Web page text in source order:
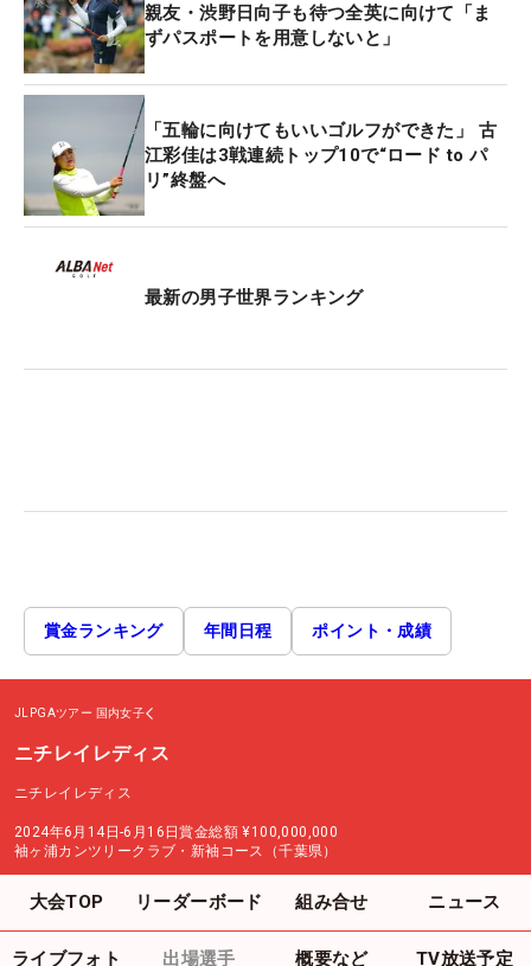
親友・渋野日向子も待つ全英に向けて「ま
ずパスポートを用意しないと」
「五輪に向けてもいいゴルフができた」 古
江彩佳は3戦連続トップ10で“ロード to パ
リ”終盤へ
最新の男子世界ランキング
賞金ランキング 年間日程 ポイント・成績
JLPGAツアー 国内女子
ニチレイレディス
ニチレイレディス
2024年6月14日-6月16日賞金総額 ¥100,000,000
袖ヶ浦カンツリークラブ・新袖コース（千葉県）
大会TOP リーダーボード 組み合せ ニュース
ライブフォト 出場選手 概要など TV放送予定